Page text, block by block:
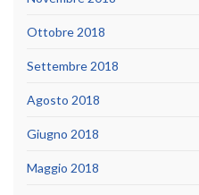
Ottobre 2018
Settembre 2018
Agosto 2018
Giugno 2018
Maggio 2018